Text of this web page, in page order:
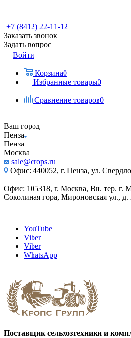
+7 (8412) 22-11-12
Заказать звонок
Задать вопрос
Войти
Корзина0
Избранные товары0
Сравнение товаров0
Ваш город
Пенза
Пенза
Москва
sale@crops.ru
Офис: 440052, г. Пенза, ул.
Офис: 105318, г. Москва, Вн. тер. г.
Соколиная гора, Мироновская ул., д.
YouTube
Viber
Viber
WhatsApp
Поставщик сельхозтехники и